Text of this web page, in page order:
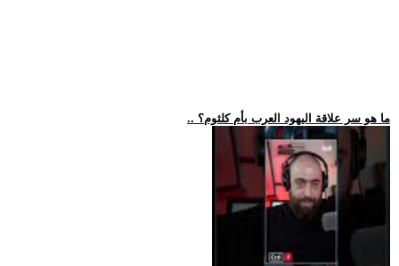
.. ما هو سر علاقة اليهود العرب بأم كلثوم؟